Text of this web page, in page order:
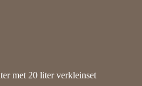
met 20 liter verkleinset